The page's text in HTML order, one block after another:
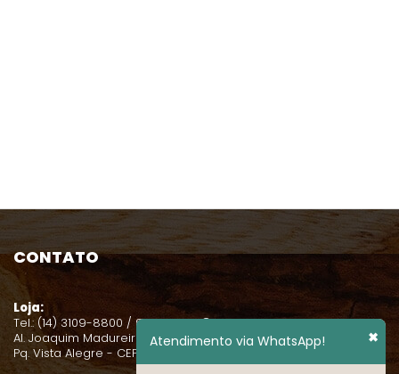
CONTATO
Loja:
Tel.: (14) 3109-8800 / 99131-0631
Al. Joaquim Madureira, 2-38
Pq. Vista Alegre - CEP 17021-080
Atendimento via WhatsApp! ✖